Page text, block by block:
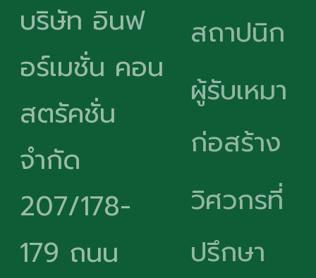
บริษัท อินฟ
อร์เมชั่น คอน
สตรัคชั่น
จำกัด
207/178-
179 ถนน
สถาปนิก
ผู้รับเหมา
ก่อสร้าง
วิศวกรที่
ปรึกษา